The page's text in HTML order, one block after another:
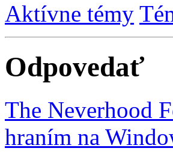
Aktívne témy
Odpovedať
The Neverhood
hraním na